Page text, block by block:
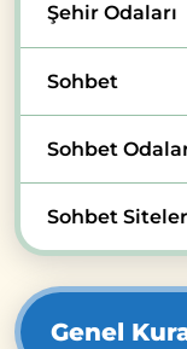
Şehir Odaları
Sohbet
Sohbet
Sohbet
Genel